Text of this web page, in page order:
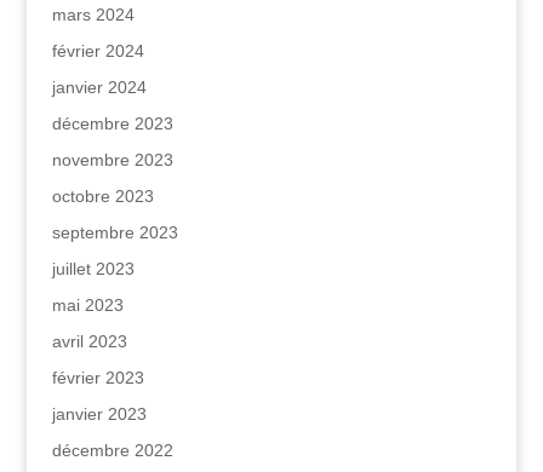
mars 2024
février 2024
janvier 2024
décembre 2023
novembre 2023
octobre 2023
septembre 2023
juillet 2023
mai 2023
avril 2023
février 2023
janvier 2023
décembre 2022